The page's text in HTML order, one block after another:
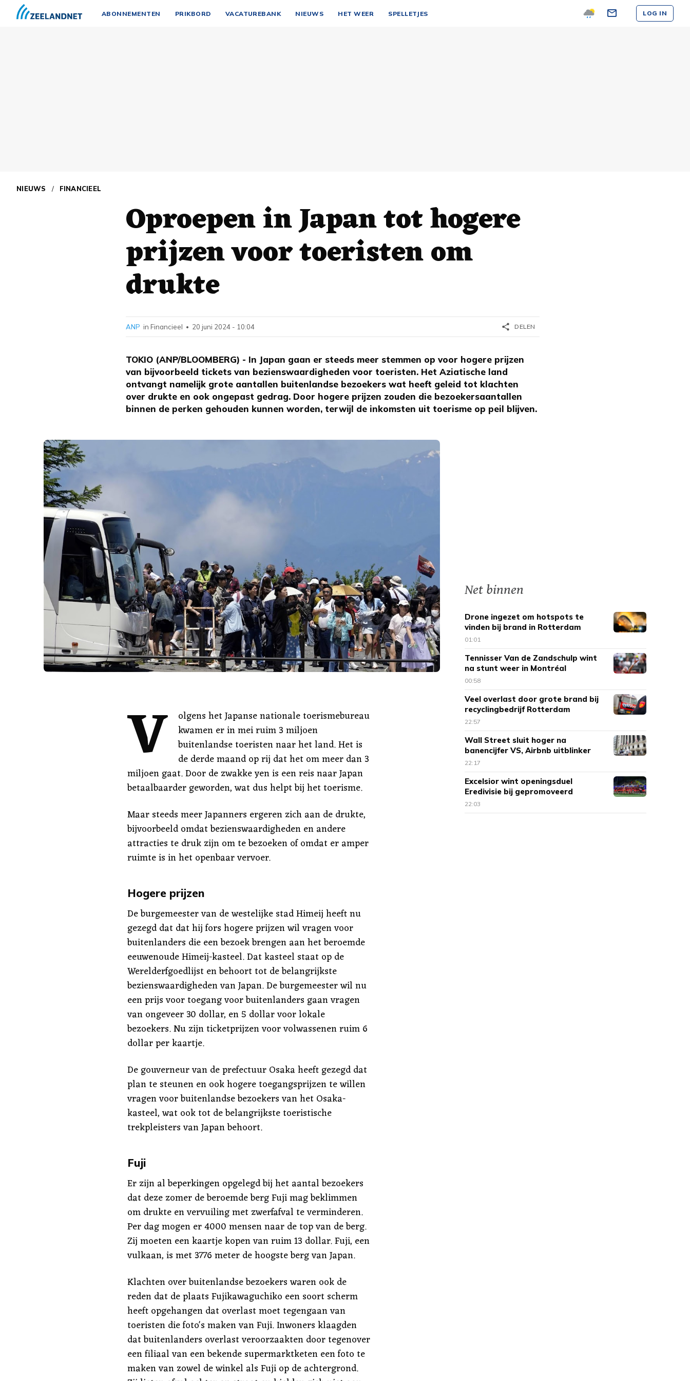
ABONNEMENTEN PRIKBORD VACATUREBANK NIEUWS HET WEER SPELLETJES LOG IN
NIEUWS / FINANCIEEL
Oproepen in Japan tot hogere
prijzen voor toeristen om
drukte
TOKIO (ANP/BLOOMBERG) - In Japan gaan er steeds meer stemmen op voor hogere prijzen
van bijvoorbeeld tickets van bezienswaardigheden voor toeristen. Het Aziatische land
ontvangt namelijk grote aantallen buitenlandse bezoekers wat heeft geleid tot klachten
over drukte en ook ongepast gedrag. Door hogere prijzen zouden die bezoekersaantallen
binnen de perken gehouden kunnen worden, terwijl de inkomsten uit toerisme op peil blijven.
ANP in Financieel • 20 juni 2024 - 10:04 share DELEN
V
olgens het Japanse nationale toerismebureau
kwamen er in mei ruim 3 miljoen
buitenlandse toeristen naar het land. Het is
de derde maand op rij dat het om meer dan 3
miljoen gaat. Door de zwakke yen is een reis naar Japan
betaalbaarder geworden, wat dus helpt bij het toerisme.
Maar steeds meer Japanners ergeren zich aan de drukte,
bijvoorbeeld omdat bezienswaardigheden en andere
attracties te druk zijn om te bezoeken of omdat er amper
ruimte is in het openbaar vervoer.
Hogere prijzen
De burgemeester van de westelijke stad Himeij heeft nu
gezegd dat dat hij fors hogere prijzen wil vragen voor
buitenlanders die een bezoek brengen aan het beroemde
eeuwenoude Himeij-kasteel. Dat kasteel staat op de
Werelderfgoedlijst en behoort tot de belangrijkste
bezienswaardigheden van Japan. De burgemeester wil nu
een prijs voor toegang voor buitenlanders gaan vragen
van ongeveer 30 dollar, en 5 dollar voor lokale
bezoekers. Nu zijn ticketprijzen voor volwassenen ruim 6
dollar per kaartje.
De gouverneur van de prefectuur Osaka heeft gezegd dat
plan te steunen en ook hogere toegangsprijzen te willen
vragen voor buitenlandse bezoekers van het Osaka-
kasteel, wat ook tot de belangrijkste toeristische
trekpleisters van Japan behoort.
Fuji
Er zijn al beperkingen opgelegd bij het aantal bezoekers
dat deze zomer de beroemde berg Fuji mag beklimmen
om drukte en vervuiling met zwerfafval te verminderen.
Per dag mogen er 4000 mensen naar de top van de berg.
Zij moeten een kaartje kopen van ruim 13 dollar. Fuji, een
vulkaan, is met 3776 meter de hoogste berg van Japan.
Klachten over buitenlandse bezoekers waren ook de
reden dat de plaats Fujikawaguchiko een soort scherm
heeft opgehangen dat overlast moet tegengaan van
toeristen die foto's maken van Fuji. Inwoners klaagden
dat buitenlanders overlast veroorzaakten door tegenover
een filiaal van een bekende supermarktketen een foto te
maken van zowel de winkel als Fuji op de achtergrond.
Net binnen
Drone ingezet om hotspots te
vinden bij brand in Rotterdam
01:01
Tennisser Van de Zandschulp wint
na stunt weer in Montréal
00:58
Veel overlast door grote brand bij
recyclingbedrijf Rotterdam
22:57
Wall Street sluit hoger na
banencijfer VS, Airbnb uitblinker
22:17
Excelsior wint openingsduel
Eredivisie bij gepromoveerd
Cambuur
22:03